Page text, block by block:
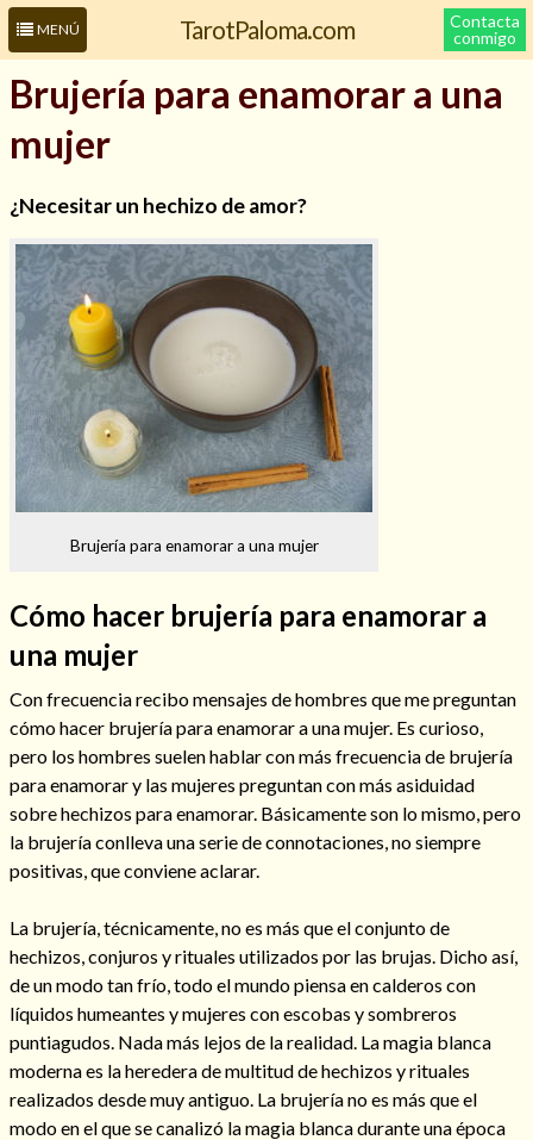
MENÚ TarotPaloma.com
Contacta
conmigo
Leer más sobre mí
Hechizos de amor
Amarre para recuperar a mi pareja
Brujería para enamorar a una
mujer
¿Necesitar un hechizo de amor?
Brujería para enamorar a una mujer
Cómo hacer brujería para enamorar a
una mujer
Con frecuencia recibo mensajes de hombres que me preguntan
cómo hacer brujería para enamorar a una mujer. Es curioso,
pero los hombres suelen hablar con más frecuencia de brujería
para enamorar y las mujeres preguntan con más asiduidad
sobre hechizos para enamorar. Básicamente son lo mismo, pero
la brujería conlleva una serie de connotaciones, no siempre
positivas, que conviene aclarar.
La brujería, técnicamente, no es más que el conjunto de
hechizos, conjuros y rituales utilizados por las brujas. Dicho así,
de un modo tan frío, todo el mundo piensa en calderos con
líquidos humeantes y mujeres con escobas y sombreros
puntiagudos. Nada más lejos de la realidad. La magia blanca
moderna es la heredera de multitud de hechizos y rituales
realizados desde muy antiguo. La brujería no es más que el
modo en el que se canalizó la magia blanca durante una época